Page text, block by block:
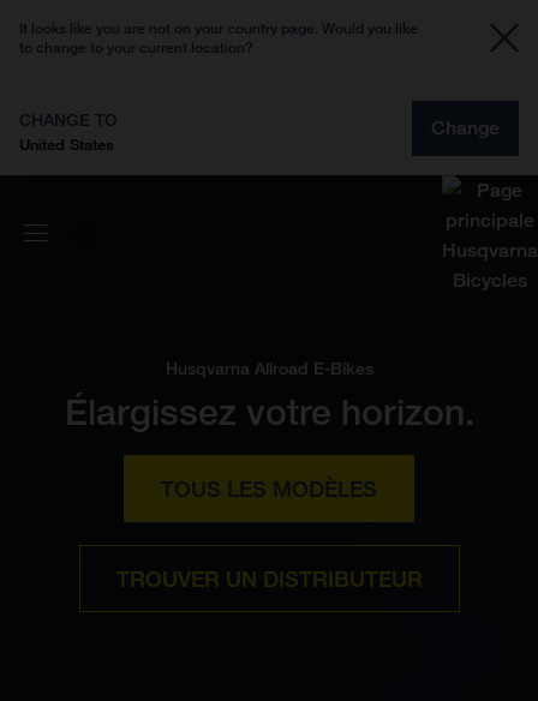
It looks like you are not on your country page. Would you like
to change to your current location?
CHANGE TO
United States
Change
Husqvarna Allroad E-Bikes
Élargissez votre horizon.
TOUS LES MODÈLES
TROUVER UN DISTRIBUTEUR